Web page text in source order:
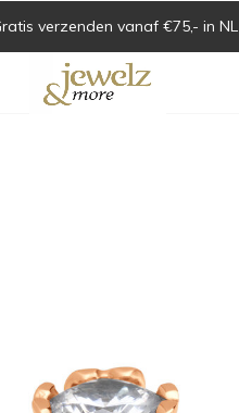
verzenden vanaf €75,- in NL